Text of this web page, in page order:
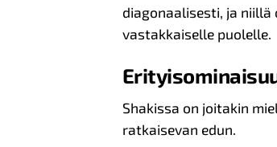
diagonaalisesti, ja niillä
vastakkaiselle puolelle.
Shakissa on joitakin
ratkaisevan edun.